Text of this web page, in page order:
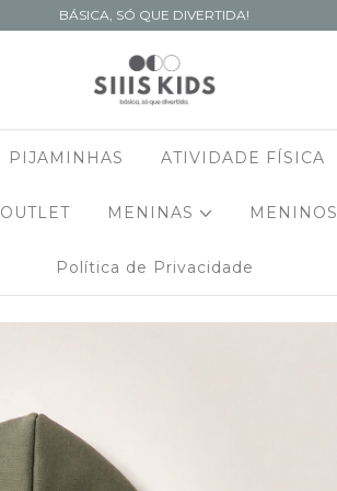
BÁSICA, SÓ QUE DIVERTIDA!
PIJAMINHAS ATIVIDADE FÍSICA
OUTLET MENINAS MENINOS
Política de Privacidade